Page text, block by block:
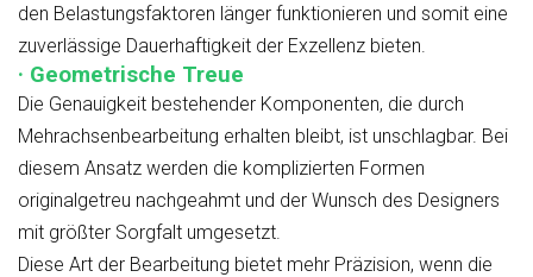
den Belastungsfaktoren länger funktionieren und somit eine
zuverlässige Dauerhaftigkeit der Exzellenz bieten.
· Geometrische Treue
Die Genauigkeit bestehender Komponenten, die durch
Mehrachsenbearbeitung erhalten bleibt, ist unschlagbar. Bei
diesem Ansatz werden die komplizierten Formen
originalgetreu nachgeahmt und der Wunsch des Designers
mit größter Sorgfalt umgesetzt.
Diese Art der Bearbeitung bietet mehr Präzision, wenn die